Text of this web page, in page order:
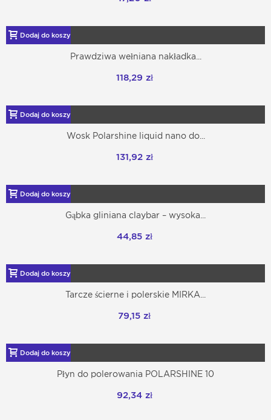
Dodaj do koszyka
Prawdziwa wełniana nakładka...
118,29 zł
Dodaj do koszyka
Wosk Polarshine liquid nano do...
131,92 zł
Dodaj do koszyka
Gąbka gliniana claybar – wysoka...
44,85 zł
Dodaj do koszyka
Tarcze ścierne i polerskie MIRKA...
79,15 zł
Dodaj do koszyka
Płyn do polerowania POLARSHINE 10
92,34 zł